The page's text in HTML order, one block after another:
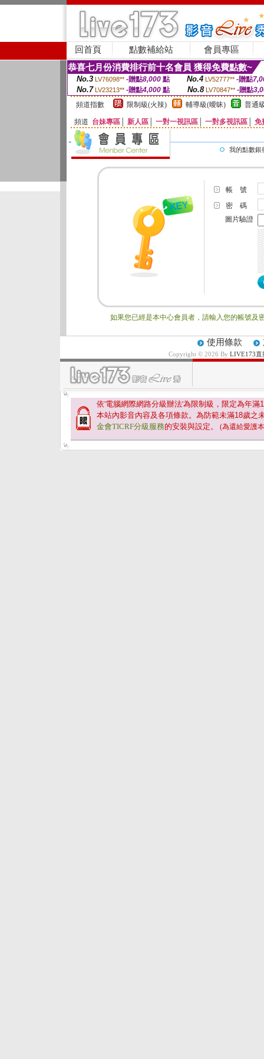
回首頁 點數補給站 會員專區
恭喜七月份消費排行前十名會員 獲得免費點數~
No.3 LV76098** -贈點8,000點 No.4 LV52777** -贈點
No.7 LV23213** -贈點4,000 點 No.8 LV70847** -贈點
頻道指數
限制級(火辣) 輔導級(曖昧) 普通
頻道 台妹專區 新人區 一對一視訊區 一對多視訊區 免
我的點數銀
帳 號
密 碼
圖片驗證
如果您已經是本中心會員者，請輸入您的帳號及
使用條款
Copyright © 2026 By LIVE173直
依'電腦網際網路分級辦法'為限制級，限定為年滿
本站內影音內容及各項條款。為防範未滿18歲之
金會TICRF分級服務的安裝與設定。 (為還給愛護